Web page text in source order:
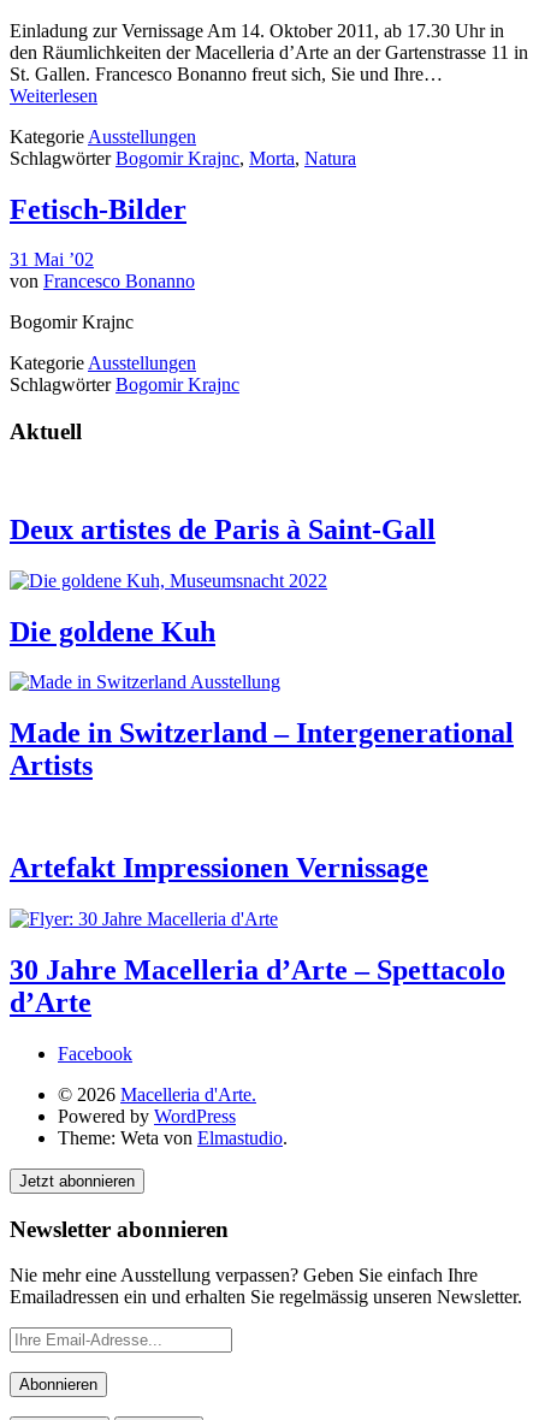
Einladung zur Vernissage Am 14. Oktober 2011, ab 17.30 Uhr in
den Räumlichkeiten der Macelleria d’Arte an der Gartenstrasse 11 in
St. Gallen. Francesco Bonanno freut sich, Sie und Ihre…
Weiterlesen
Kategorie Ausstellungen
SchlagwörterBogomir Krajnc, Morta, Natura
Fetisch-Bilder
31 Mai ’02
von Francesco Bonanno
Bogomir Krajnc
KategorieAusstellungen
SchlagwörterBogomir Krajnc
Aktuell
Deux artistes de Paris à Saint-Gall
Die goldene Kuh
Made in Switzerland – Intergenerational
Artists
Artefakt Impressionen Vernissage
30 Jahre Macelleria d’Arte – Spettacolo
d’Arte
Facebook
© 2026 Macelleria d'Arte.
Powered by WordPress
Theme: Weta von Elmastudio.
Jetzt abonnieren
Newsletter abonnieren
Nie mehr eine Ausstellung verpassen? Geben Sie einfach Ihre
Emailadressen ein und erhalten Sie regelmässig unseren Newsletter.